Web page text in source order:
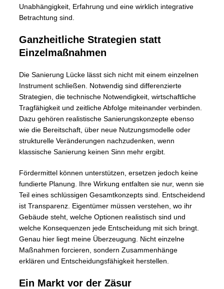
Unabhängigkeit, Erfahrung und eine wirklich integrative
Betrachtung sind.
Ganzheitliche Strategien statt
Einzelmaßnahmen
Die Sanierung Lücke lässt sich nicht mit einem einzelnen
Instrument schließen. Notwendig sind differenzierte
Strategien, die technische Notwendigkeit, wirtschaftliche
Tragfähigkeit und zeitliche Abfolge miteinander verbinden.
Dazu gehören realistische Sanierungskonzepte ebenso
wie die Bereitschaft, über neue Nutzungsmodelle oder
strukturelle Veränderungen nachzudenken, wenn
klassische Sanierung keinen Sinn mehr ergibt.
Fördermittel können unterstützen, ersetzen jedoch keine
fundierte Planung. Ihre Wirkung entfalten sie nur, wenn sie
Teil eines schlüssigen Gesamtkonzepts sind. Entscheidend
ist Transparenz. Eigentümer müssen verstehen, wo ihr
Gebäude steht, welche Optionen realistisch sind und
welche Konsequenzen jede Entscheidung mit sich bringt.
Genau hier liegt meine Überzeugung. Nicht einzelne
Maßnahmen forcieren, sondern Zusammenhänge
erklären und Entscheidungsfähigkeit herstellen.
Ein Markt vor der Zäsur